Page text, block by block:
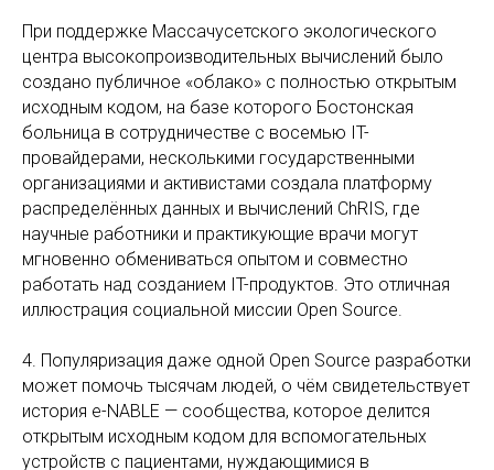
При поддержке Массачусетского экологического
центра высокопроизводительных вычислений было
создано публичное «облако» с полностью открытым
исходным кодом, на базе которого Бостонская
больница в сотрудничестве с восемью IT-
провайдерами, несколькими государственными
организациями и активистами создала платформу
распределённых данных и вычислений ChRIS, где
научные работники и практикующие врачи могут
мгновенно обмениваться опытом и совместно
работать над созданием IT-продуктов. Это отличная
иллюстрация социальной миссии Open Source.
4. Популяризация даже одной Open Source разработки
может помочь тысячам людей, о чём свидетельствует
история e-NABLE — сообщества, которое делится
открытым исходным кодом для вспомогательных
устройств с пациентами, нуждающимися в